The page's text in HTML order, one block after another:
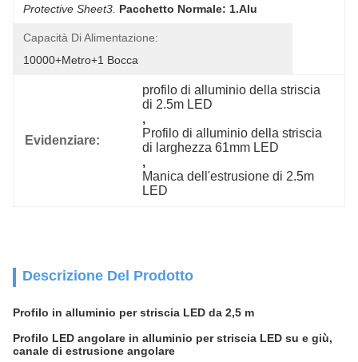
Protective Sheet3. Pacchetto Normale: 1.Alu
Capacità Di Alimentazione:
10000+metro+1 Bocca
Evidenziare:
profilo di alluminio della striscia
di 2.5m LED
,
Profilo di alluminio della striscia
di larghezza 61mm LED
,
Manica dell'estrusione di 2.5m
LED
Descrizione Del Prodotto
Profilo in alluminio per striscia LED da 2,5 m
Profilo LED angolare in alluminio per striscia LED su e giù,
canale di estrusione angolare